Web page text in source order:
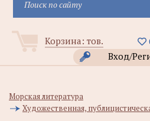
Корзина: тов.
Вход/
Морская литература
Художественная,